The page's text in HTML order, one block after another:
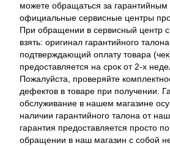
можете обращаться за
официальные сервисные центры
При обращении в сервисный центр
взять: оригинал гарантийного
подтверждающий оплату товара
предоставляется на срок от 2-х
Пожалуйста, проверяйте
дефектов в товаре при получении.
обслуживание в нашем магазине
наличии гарантийного талона от
гарантия предоставляется просто
обращении в наш магазин с собой